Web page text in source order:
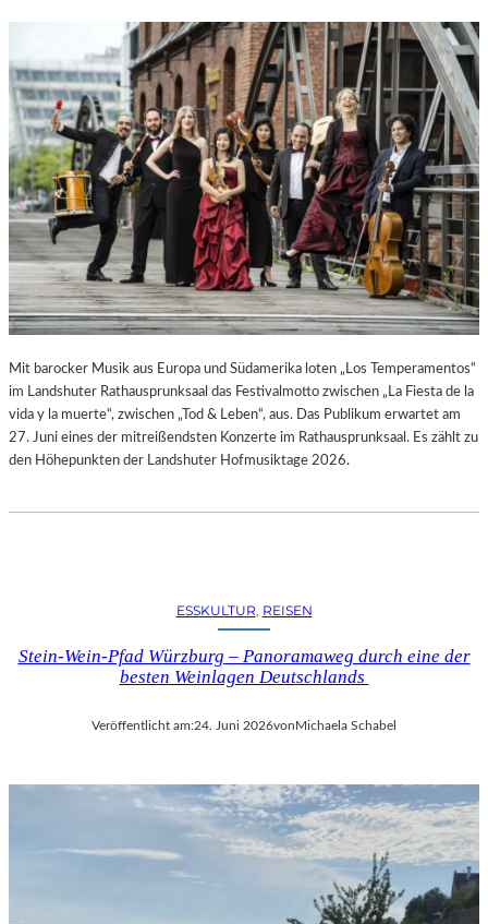
T
E
L
L
U
N
G
S
B
E
R
I
C
H
T
V
O
N
S
C
K
L
T
R
L
O
G
Mit barocker Musik aus Europa und Südamerika loten „Los Temperamentos“
im Landshuter Rathausprunksaal das Festivalmotto zwischen „La Fiesta de la
vida y la muerte“, zwischen „Tod & Leben“, aus. Das Publikum erwartet am
27. Juni eines der mitreißendsten Konzerte im Rathausprunksaal. Es zählt zu
den Höhepunkten der Landshuter Hofmusiktage 2026.
ESSKULTUR, REISEN
Stein-Wein-Pfad Würzburg – Panoramaweg durch eine der
besten Weinlagen Deutschlands
Veröffentlicht am:24. Juni 2026vonMichaela Schabel